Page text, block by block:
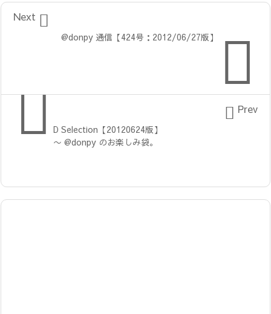

@donpy 通信【424号：2012/06/27版】

Next
D Selection【20120624版】
〜 @donpy のお楽しみ袋。
 Prev